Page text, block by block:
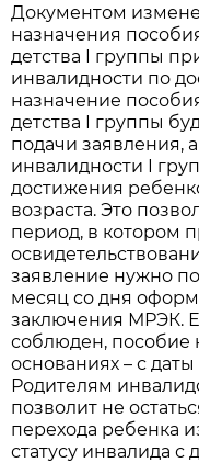
Документом
назначения
детства I группы
инвалидности по
назначение
детства I группы
подачи заявления,
инвалидности I
достижения
возраста. Это
период, в котором
заявление нужно
месяц со дня
заключения МРЭК.
соблюден, пособие
основаниях – с
Родителям
позволит не
перехода ребенка
статусу инвалида с